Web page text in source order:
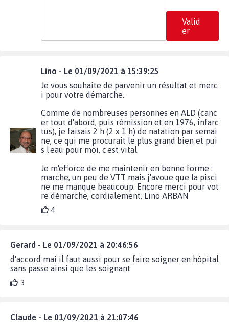
Valid
er
Lino - Le 01/09/2021 à 15:39:25
Je vous souhaite de parvenir un résultat et merc
i pour votre démarche.
Comme de nombreuses personnes en ALD (canc
er tout d'abord, puis rémission et en 1976, infarc
tus), je faisais 2 h (2 x 1 h) de natation par semai
ne, ce qui me procurait le plus grand bien et pui
s l'eau pour moi, c'est vital.
Je m'efforce de me maintenir en bonne forme :
marche, un peu de VTT mais j'avoue que la pisci
ne me manque beaucoup. Encore merci pour vot
re démarche, cordialement, Lino ARBAN
4
Gerard - Le 01/09/2021 à 20:46:56
d'accord mai il faut aussi pour se faire soigner en hôpital
sans passe ainsi que les soignant
3
Claude - Le 01/09/2021 à 21:07:46